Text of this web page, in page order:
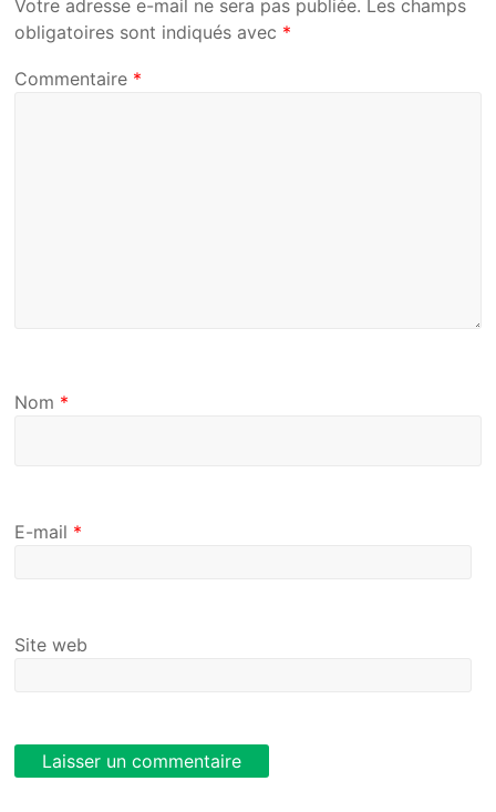
Votre adresse e-mail ne sera pas publiée. Les champs
obligatoires sont indiqués avec *
Commentaire *
Nom *
E-mail *
Site web